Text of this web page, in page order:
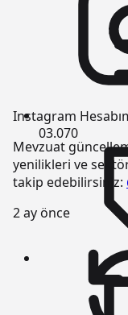
Instagram
Mevzuat
yenilikleri ve
takip edebilirsiniz:
2 ay önce
03.070